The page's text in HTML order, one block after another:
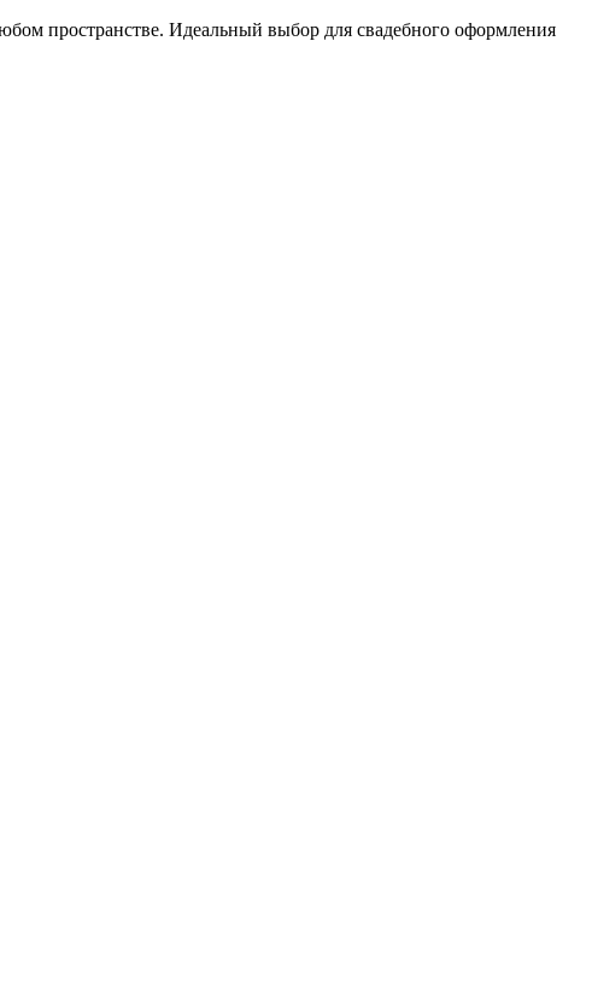
пространстве. Идеальный выбор для свадебного оформления